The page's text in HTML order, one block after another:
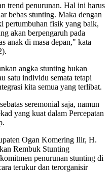
trend penurunan. Hal ini harus
bebas stunting. Maka dengan
pertumbuhan fisik yang baik,
akan berpengaruh pada
anak di masa depan," kata
angka stunting bukan
satu individu semata tetapi
kita semua yang terlibat.
seremonial saja, namun
yang kuat dalam Percepatan
Ogan Komering Ilir, H.
Rembuk Stunting
penurunan stunting di
terukur dan terorganisir